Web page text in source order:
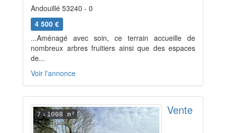
Andouillé 53240 - 0
4 500 €
...Aménagé avec soin, ce terrain accueille de
nombreux arbres fruitiers ainsi que des espaces
de...
Voir l'annonce
7 1008 m² Vente